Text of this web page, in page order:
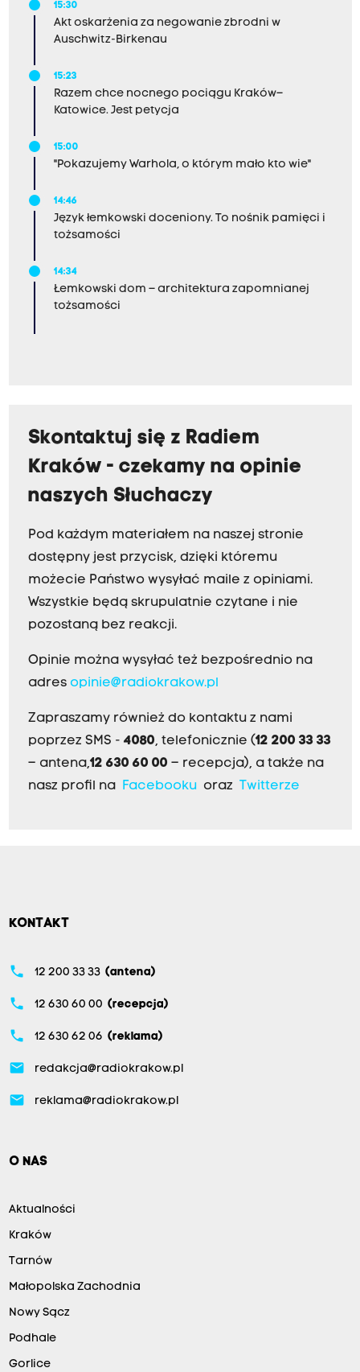
15:30
Akt oskarżenia za negowanie zbrodni w
Auschwitz-Birkenau
15:23
Razem chce nocnego pociągu Kraków–
Katowice. Jest petycja
15:00
"Pokazujemy Warhola, o którym mało kto wie"
14:46
Język łemkowski doceniony. To nośnik pamięci i
tożsamości
14:34
Łemkowski dom – architektura zapomnianej
tożsamości
Skontaktuj się z Radiem
Kraków - czekamy na opinie
naszych Słuchaczy
Pod każdym materiałem na naszej stronie
dostępny jest przycisk, dzięki któremu
możecie Państwo wysyłać maile z opiniami.
Wszystkie będą skrupulatnie czytane i nie
pozostaną bez reakcji.
Opinie można wysyłać też bezpośrednio na
adres opinie@radiokrakow.pl
Zapraszamy również do kontaktu z nami
poprzez SMS - 4080, telefonicznie (12 200 33 33
– antena,12 630 60 00 – recepcja), a także na
nasz profil na
Facebookuoraz Twitterze
KONTAKT
phone 12 200 33 33 (antena)
phone 12 630 60 00 (recepcja)
phone 12 630 62 06 (reklama)
email redakcja@radiokrakow.pl
email reklama@radiokrakow.pl
O NAS
Aktualności
Kraków
Tarnów
Małopolska Zachodnia
Nowy Sącz
Podhale
Gorlice